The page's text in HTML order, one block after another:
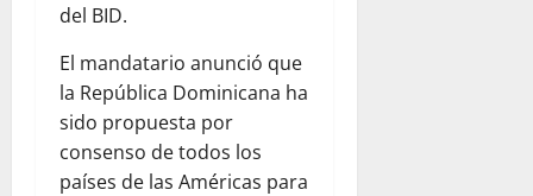
del BID.
El mandatario anunció que
la República Dominicana ha
sido propuesta por
consenso de todos los
países de las Américas para